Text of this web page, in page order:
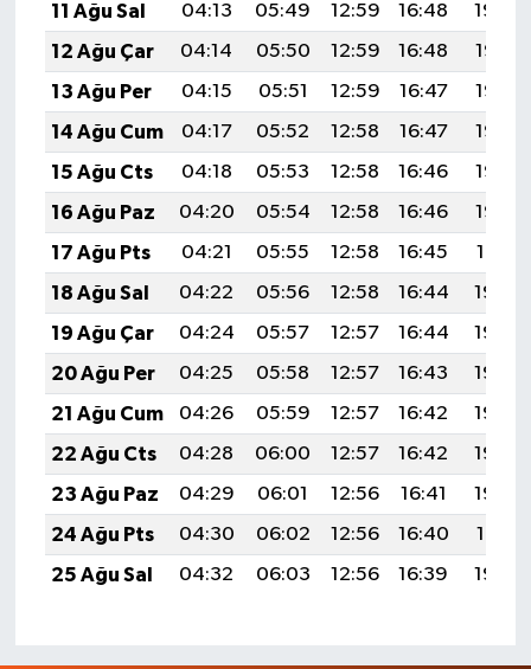
11 Ağu Sal
04:13 05:49 12:59 16:48
19:59
12 Ağu Çar
04:14 05:50 12:59 16:48
19:57
13 Ağu Per
04:15 05:51 12:59 16:47
19:56
14 Ağu Cum
04:17 05:52 12:58 16:47
19:55
15 Ağu Cts
04:18 05:53 12:58 16:46
19:53
16 Ağu Paz
04:20 05:54 12:58 16:46
19:52
17 Ağu Pts
04:21 05:55 12:58 16:45
19:51
18 Ağu Sal
04:22 05:56 12:58 16:44
19:49
19 Ağu Çar
04:24 05:57 12:57 16:44
19:48
20 Ağu Per
04:25 05:58 12:57 16:43
19:46
21 Ağu Cum
04:26 05:59 12:57 16:42
19:45
22 Ağu Cts
04:28 06:00 12:57 16:42
19:44
23 Ağu Paz
04:29 06:01 12:56 16:41
19:42
24 Ağu Pts
04:30 06:02 12:56 16:40
19:41
25 Ağu Sal
04:32 06:03 12:56 16:39 19:39